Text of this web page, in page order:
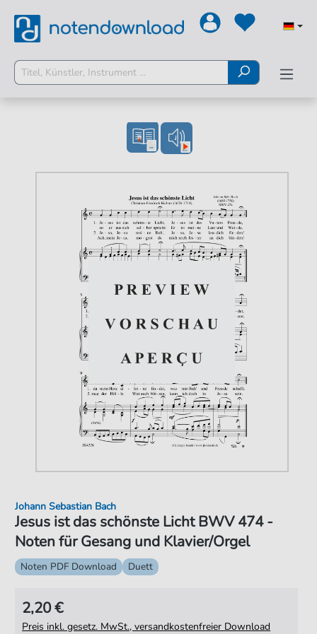
Jesus ist das schönste Licht BWV 474 -
Noten für Gesang und Klavier/Orgel
Johann Sebastian Bach
Noten PDF Download Duett
2,20 €
Preis inkl. gesetz. MwSt., versandkostenfreier Download